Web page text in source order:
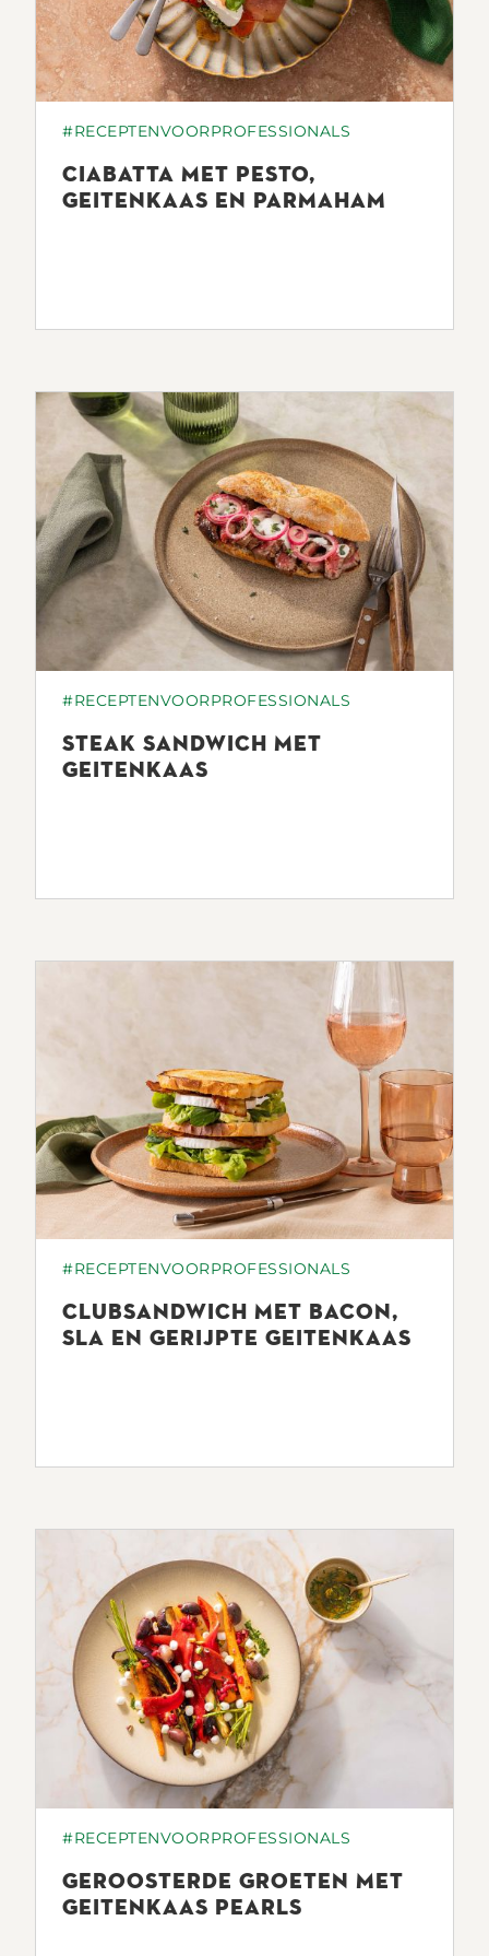
#RECEPTENVOORPROFESSIONALS
CIABATTA MET PESTO,
GEITENKAAS EN PARMAHAM
#RECEPTENVOORPROFESSIONALS
STEAK SANDWICH MET
GEITENKAAS
#RECEPTENVOORPROFESSIONALS
CLUBSANDWICH MET BACON,
SLA EN GERIJPTE GEITENKAAS
#RECEPTENVOORPROFESSIONALS
GEROOSTERDE GROETEN MET
GEITENKAAS PEARLS